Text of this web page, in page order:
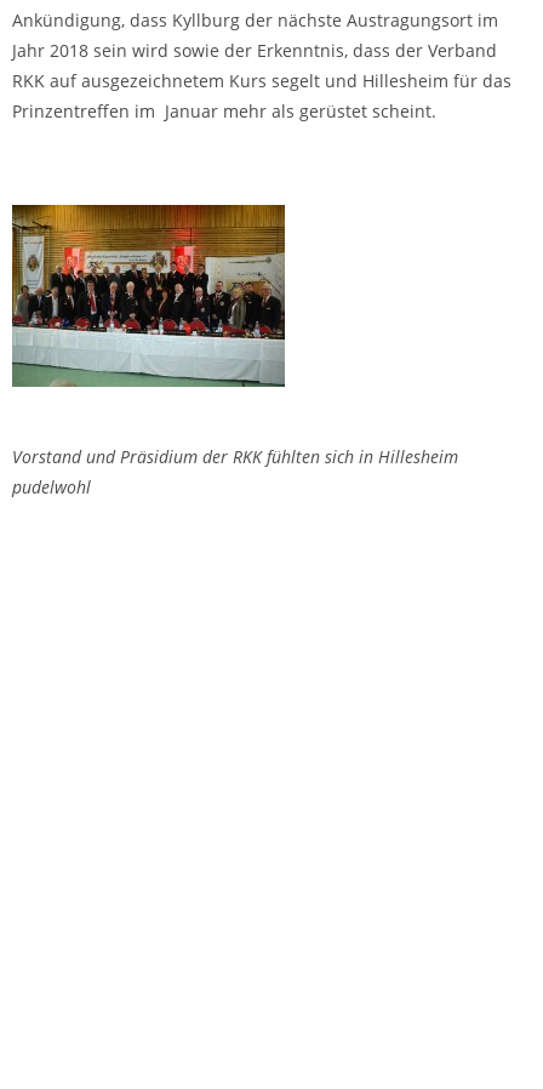
Ankündigung, dass Kyllburg der nächste Austragungsort im
Jahr 2018 sein wird sowie der Erkenntnis, dass der Verband
RKK auf ausgezeichnetem Kurs segelt und Hillesheim für das
Prinzentreffen im Januar mehr als gerüstet scheint.
Vorstand und Präsidium der RKK fühlten sich in Hillesheim
pudelwohl